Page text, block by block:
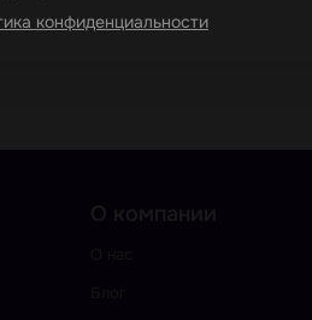
О компании
конфиденциальности